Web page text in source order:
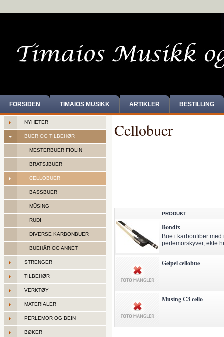
FORSIDEN TIMAIOS MUSIKK ARTIKLER BESTILLING
NYHETER
BUER OG TILBEHØR
MESTERBUER FIOLIN
BRATSJBUER
CELLOBUER
BASSBUER
MÜSING
RUDI
DIVERSE KARBONBUER
BUEHÅR OG ANNET
STRENGER
TILBEHØR
VERKTØY
MATERIALER
PERLEMOR OG BEIN
BØKER
Cellobuer
PRODUKT
Bondix
Bue i karbonfiber
perlemorskyver, ekte
Geipel cellobue
Musing C3 cello